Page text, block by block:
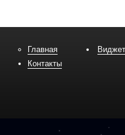
Главная
Контакты